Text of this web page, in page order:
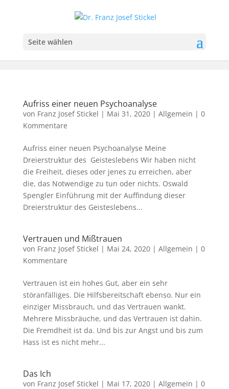
Seite wählen
Aufriss einer neuen Psychoanalyse
von Franz Josef Stickel | Mai 31, 2020| Allgemein | 0
Kommentare
Aufriss einer neuen Psychoanalyse Meine
Dreierstruktur des Geisteslebens Wir haben nicht
die Freiheit, dieses oder jenes zu erreichen, aber
die, das Notwendige zu tun oder nichts. Oswald
Spengler Einführung mit der Auffindung dieser
Dreierstruktur des Geisteslebens...
Vertrauen und Mißtrauen
von Franz Josef Stickel | Mai 24, 2020| Allgemein | 0
Kommentare
Vertrauen ist ein hohes Gut, aber ein sehr
störanfälliges. Die Hilfsbereitschaft ebenso. Nur ein
einziger Missbrauch, und das Vertrauen wankt.
Mehrere Missbräuche, und das Vertrauen ist dahin.
Die Fremdheit ist da. Und bis zur Angst und bis zum
Hass ist es nicht mehr...
Das Ich
von Franz Josef Stickel | Mai 17, 2020| Allgemein | 0